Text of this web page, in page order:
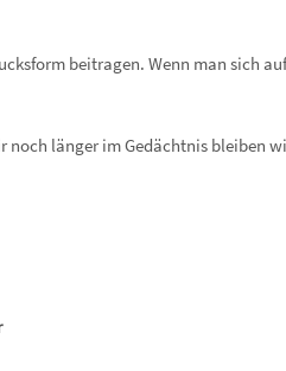
beitragen. Wenn man sich
noch länger im Gedächtnis bleiben